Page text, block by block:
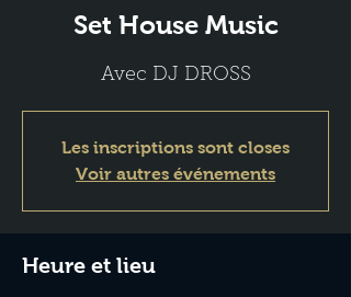
Set House Music
Avec DJ DROSS
Les inscriptions sont closes
Voir autres événements
Heure et lieu